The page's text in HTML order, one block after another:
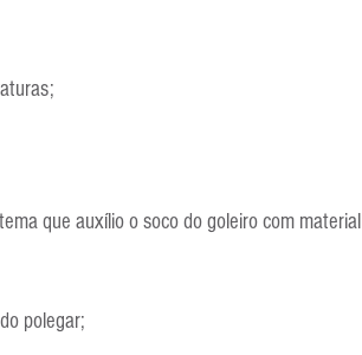
que auxílio o soco do goleiro com material
polegar;